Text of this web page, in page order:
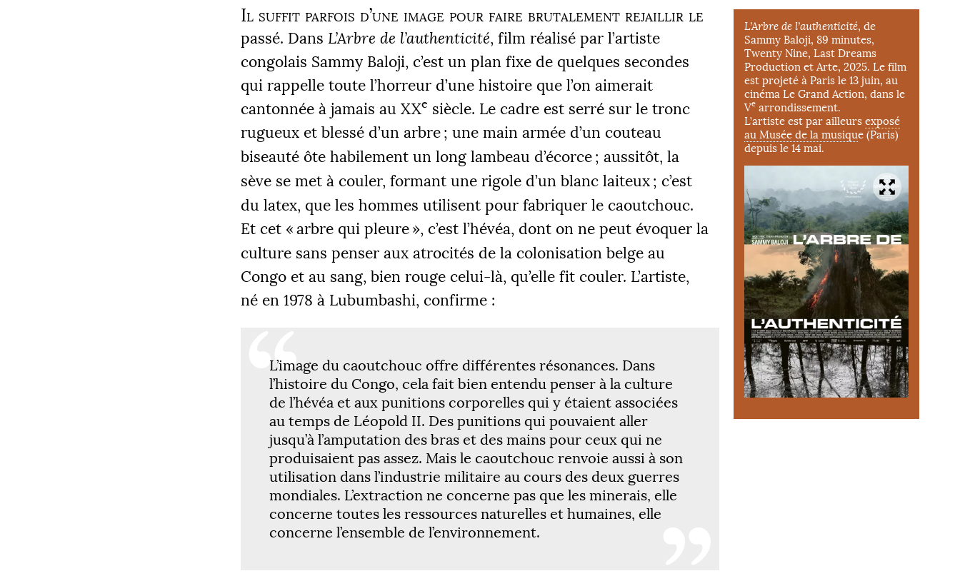
L’Arbre de l’authenticité, de
Sammy Baloji, 89 minutes,
Twenty Nine, Last Dreams
Production et Arte, 2025. Le film
est projeté à Paris le 13 juin, au
cinéma Le Grand Action, dans le
Ve arrondissement.
L’artiste est par ailleurs exposé
au Musée de la musique (Paris)
depuis le 14 mai.
Il suffit parfois d’une image pour faire brutalement rejaillir le
passé. Dans L’Arbre de l’authenticité, film réalisé par l’artiste
congolais Sammy Baloji, c’est un plan fixe de quelques secondes
qui rappelle toute l’horreur d’une histoire que l’on aimerait
cantonnée à jamais au XXe siècle. Le cadre est serré sur le tronc
rugueux et blessé d’un arbre; une main armée d’un couteau
biseauté ôte habilement un long lambeau d’écorce; aussitôt, la
sève se met à couler, formant une rigole d’un blanc laiteux; c’est
du latex, que les hommes utilisent pour fabriquer le caoutchouc.
Et cet «arbre qui pleure», c’est l’hévéa, dont on ne peut évoquer la
culture sans penser aux atrocités de la colonisation belge au
Congo et au sang, bien rouge celui-là, qu’elle fit couler. L’artiste,
né en 1978 à Lubumbashi, confirme :
L’image du caoutchouc offre différentes résonances. Dans
l’histoire du Congo, cela fait bien entendu penser à la culture
de l’hévéa et aux punitions corporelles qui y étaient associées
au temps de Léopold II. Des punitions qui pouvaient aller
jusqu’à l’amputation des bras et des mains pour ceux qui ne
produisaient pas assez. Mais le caoutchouc renvoie aussi à son
utilisation dans l’industrie militaire au cours des deux guerres
mondiales. L’extraction ne concerne pas que les minerais, elle
concerne toutes les ressources naturelles et humaines, elle
concerne l’ensemble de l’environnement.
COLLECTÉS
12 205 €
OBJECTIF
20 000 €
|
5000 €
|
10000 €
|